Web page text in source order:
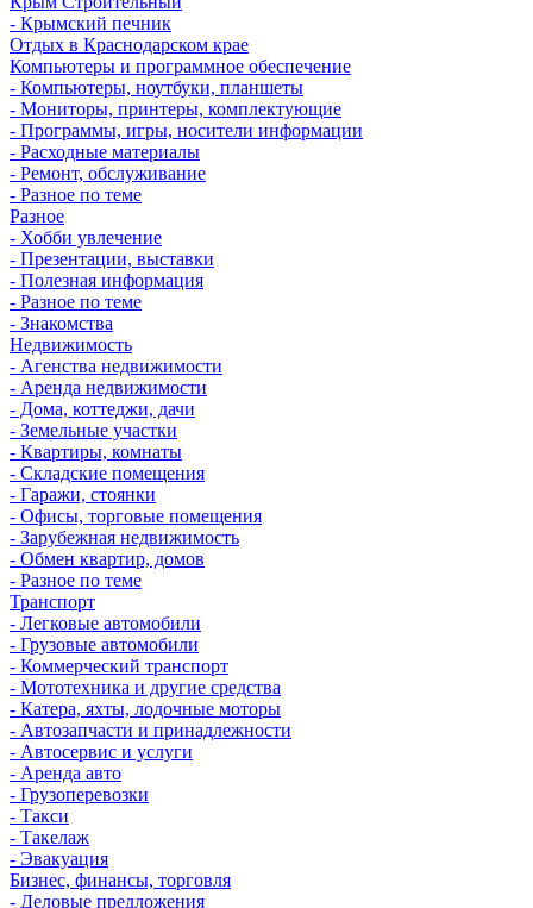
- Крымский печник
Отдых в Краснодарском крае
Компьютеры и программное обеспечение
- Компьютеры, ноутбуки, планшеты
- Мониторы, принтеры, комплектующие
- Программы, игры, носители информации
- Расходные материалы
- Ремонт, обслуживание
- Разное по теме
Разное
- Хобби увлечение
- Презентации, выставки
- Полезная информация
- Разное по теме
- Знакомства
Недвижимость
- Агенства недвижимости
- Аренда недвижимости
- Дома, коттеджи, дачи
- Земельные участки
- Квартиры, комнаты
- Складские помещения
- Гаражи, стоянки
- Офисы, торговые помещения
- Зарубежная недвижимость
- Обмен квартир, домов
- Разное по теме
Транспорт
- Легковые автомобили
- Грузовые автомобили
- Коммерческий транспорт
- Мототехника и другие средства
- Катера, яхты, лодочные моторы
- Автозапчасти и принадлежности
- Автосервис и услуги
- Аренда авто
- Грузоперевозки
- Такси
- Такелаж
- Эвакуация
Бизнес, финансы, торговля
- Деловые предложения